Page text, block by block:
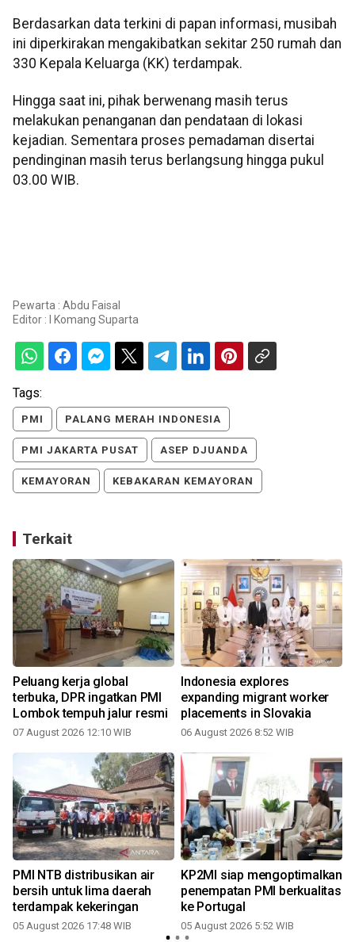
Berdasarkan data terkini di papan informasi, musibah
ini diperkirakan mengakibatkan sekitar 250 rumah dan
330 Kepala Keluarga (KK) terdampak.
Hingga saat ini, pihak berwenang masih terus
melakukan penanganan dan pendataan di lokasi
kejadian. Sementara proses pemadaman disertai
pendinginan masih terus berlangsung hingga pukul
03.00 WIB.
Pewarta : Abdu Faisal
Editor :
I Komang Suparta
Tags:
PMI PALANG MERAH INDONESIA
PMI JAKARTA PUSAT ASEP DJUANDA
KEMAYORAN KEBAKARAN KEMAYORAN
Terkait
Peluang kerja global
terbuka, DPR ingatkan PMI
Lombok tempuh jalur resmi
07 August 2026 12:10 WIB
Indonesia explores
expanding migrant worker
placements in Slovakia
06 August 2026 8:52 WIB
PMI NTB distribusikan air
bersih untuk lima daerah
terdampak kekeringan
05 August 2026 17:48 WIB
KP2MI siap mengoptimalkan
penempatan PMI berkualitas
ke Portugal
05 August 2026 5:52 WIB